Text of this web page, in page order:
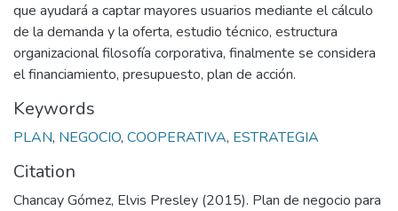
que ayudará a captar mayores usuarios mediante el cálculo
de la demanda y la oferta, estudio técnico, estructura
organizacional filosofía corporativa, finalmente se considera
el financiamiento, presupuesto, plan de acción.
Keywords
PLAN, NEGOCIO, COOPERATIVA, ESTRATEGIA
Citation
Chancay Gómez, Elvis Presley (2015). Plan de negocio para